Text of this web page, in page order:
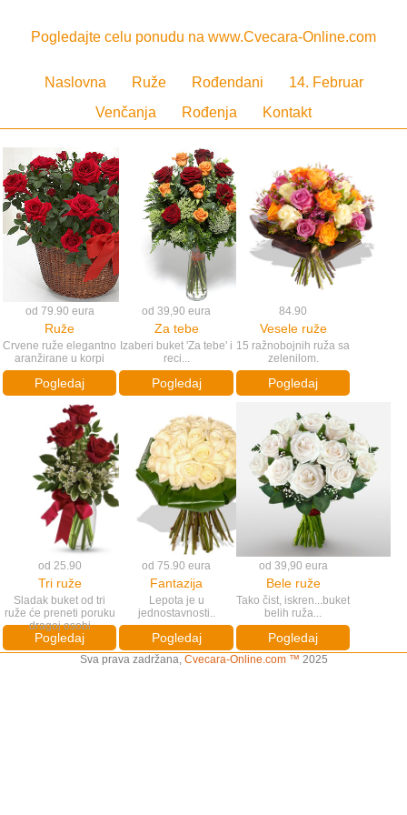
Pogledajte celu ponudu na www.Cvecara-Online.com
Naslovna Ruže Rođendani
14. Februar
Venčanja
Rođenja Kontakt
od 79.90 eura
Ruže
Crvene ruže elegantno
aranžirane u korpi
Pogledaj
od 39,90 eura
Za tebe
Izaberi buket 'Za tebe' i
reci...
Pogledaj
84.90
Vesele ruže
15 ražnobojnih ruža sa
zelenilom.
Pogledaj
od 25.90
Tri ruže
Sladak buket od tri
ruže će preneti poruku
dragoj osobi
Pogledaj
od 75.90 eura
Fantazija
Lepota je u
jednostavnosti..
Pogledaj
od 39,90 eura
Bele ruže
Tako čist, iskren...buket
belih ruža...
Pogledaj
Sva prava zadržana, Cvecara-Online.com ™ 2025